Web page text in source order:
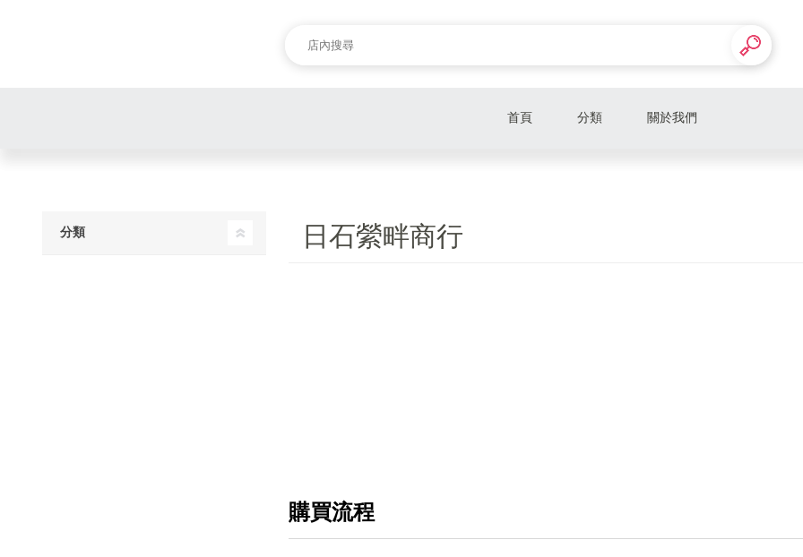
首頁 分類 關於我們
日石縈畔商行
購買流程
分類